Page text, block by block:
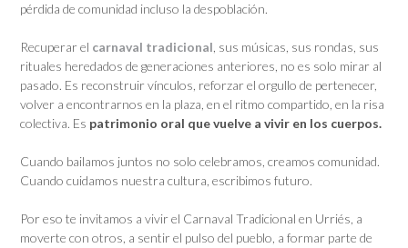
pérdida de comunidad incluso la despoblación.
Recuperar el carnaval tradicional , sus músicas, sus rondas, sus
rituales heredados de generaciones anteriores, no es solo mirar al
pasado. Es reconstruir vínculos, reforzar el orgullo de pertenecer,
volver a encontrarnos en la plaza, en el ritmo compartido, en la risa
colectiva. Es patrimonio oral que vuelve a vivir en los cuerpos.
Cuando bailamos juntos no solo celebramos, creamos comunidad.
Cuando cuidamos nuestra cultura, escribimos futuro.
Por eso te invitamos a vivir el Carnaval Tradicional en Urriés, a
moverte con otros, a sentir el pulso del pueblo, a formar parte de